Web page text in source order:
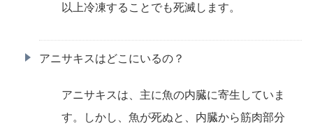
以上冷凍することでも死滅します。
アニサキスはどこにいるの？
アニサキスは、主に魚の内臓に寄生していま
す。しかし、魚が死ぬと、内臓から筋肉部分